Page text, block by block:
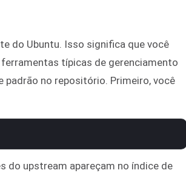
do Ubuntu. Isso significa que você
típicas de gerenciamento
no repositório. Primeiro, você
do upstream apareçam no índice de